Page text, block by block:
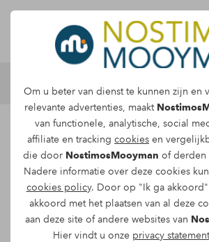
Om u beter van dienst te kunnen zijn en
relevante advertenties, maakt
van functionele, analytische, social
affiliate en tracking cookies en
die door NostimosMooyman of derden
Nadere informatie over deze cookies
cookies policy. Door op "Ik ga
akkoord met het plaatsen van al deze
aan deze site of andere websites van
Hier vindt u onze privacy statement
Wet vergoeding
Affectieschade
kracht per 1
2019